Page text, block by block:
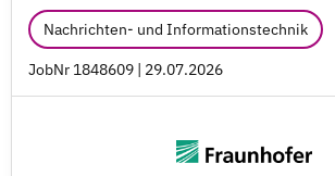
Nachrichten- und Informationstechnik
JobNr 1848609 | 29.07.2026